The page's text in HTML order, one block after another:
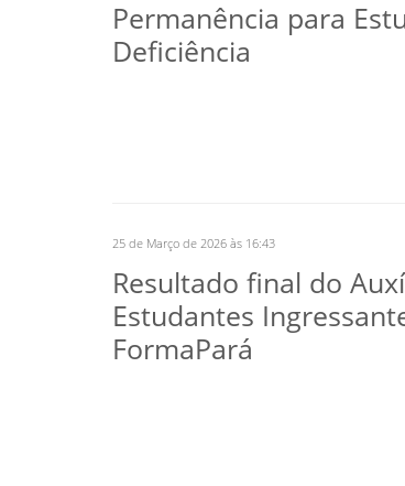
Permanência para
Deficiência
25 de Março de 2026 às 16:43
Resultado final do
Estudantes
FormaPará